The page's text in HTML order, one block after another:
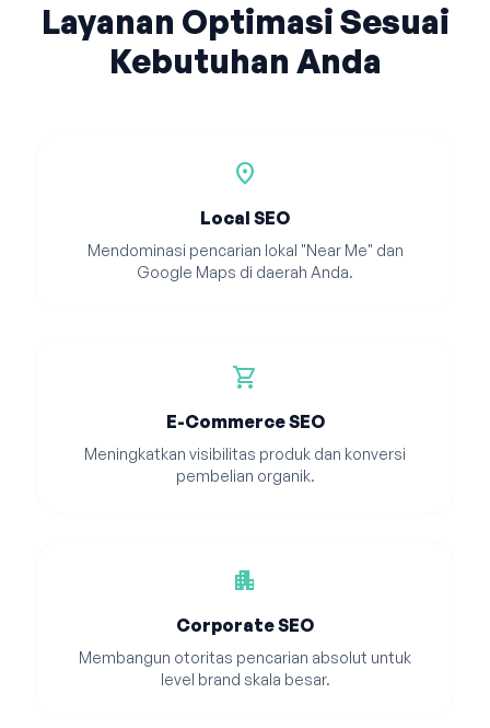
Layanan Optimasi Sesuai
Kebutuhan Anda
location_on
Local SEO
Mendominasi pencarian lokal "Near Me" dan
Google Maps di daerah Anda.
shopping_cart
E-Commerce SEO
Meningkatkan visibilitas produk dan konversi
pembelian organik.
apartment
Corporate SEO
Membangun otoritas pencarian absolut untuk
level brand skala besar.